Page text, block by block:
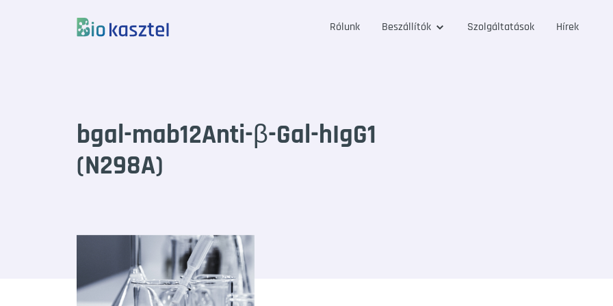
Rólunk Beszállítók Szolgáltatások Hírek
bgal-mab12Anti-β-Gal-hIgG1
(N298A)